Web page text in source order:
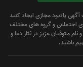
یادبود مجازی ایجاد کنید
اجتماعی و گروه های مختلف
نام متوفیان عزیز در نثار دعا و
باشید.